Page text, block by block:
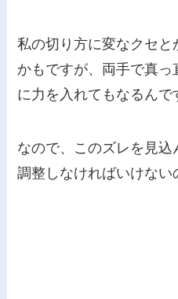
私の切り方に変なクセ
かもですが、両手で真
に力を入れてもなるんで
なので、このズレを見
調整しなければいけない